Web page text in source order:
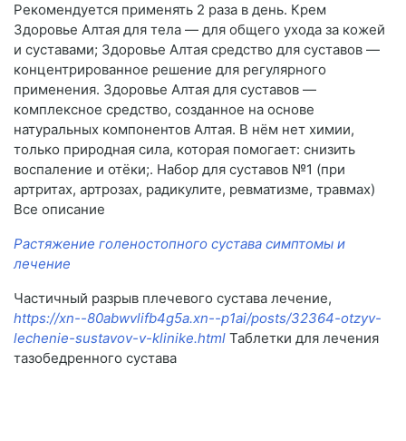
Рекомендуется применять 2 раза в день. Крем
Здоровье Алтая для тела — для общего ухода за кожей
и суставами; Здоровье Алтая средство для суставов —
концентрированное решение для регулярного
применения. Здоровье Алтая для суставов —
комплексное средство, созданное на основе
натуральных компонентов Алтая. В нём нет химии,
только природная сила, которая помогает: снизить
воспаление и отёки;. Набор для суставов №1 (при
артритах, артрозах, радикулите, ревматизме, травмах)
Все описание
Растяжение голеностопного сустава симптомы и
лечение
Частичный разрыв плечевого сустава лечение,
https://xn--80abwvlifb4g5a.xn--p1ai/posts/32364-otzyv-
lechenie-sustavov-v-klinike.html Таблетки для лечения
тазобедренного сустава